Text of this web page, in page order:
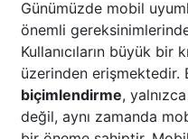
Günümüzde mobil
önemli
Kullanıcıların büyük bir
üzerinden erişmektedir.
biçimlendirme,
değil, aynı zamanda